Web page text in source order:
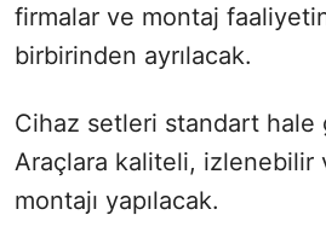
firmalar ve montaj
birbirinden ayrılacak.
Cihaz setleri standart hale
Araçlara kaliteli, izlenebilir
montajı yapılacak.